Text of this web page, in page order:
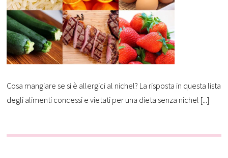
Cosa mangiare se si è allergici al nichel? La risposta in questa lista
degli alimenti concessi e vietati per una dieta senza nichel [...]